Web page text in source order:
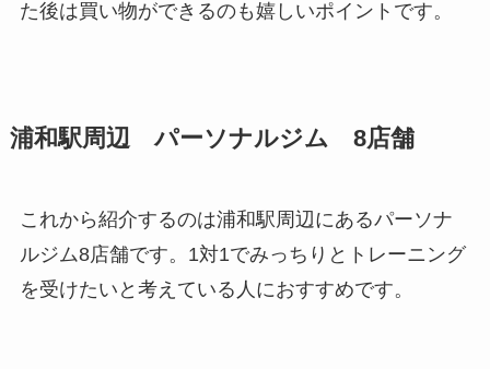
た後は買い物ができるのも嬉しいポイントです。
浦和駅周辺 パーソナルジム 8店舗
これから紹介するのは浦和駅周辺にあるパーソナ
ルジム8店舗です。1対1でみっちりとトレーニング
を受けたいと考えている人におすすめです。